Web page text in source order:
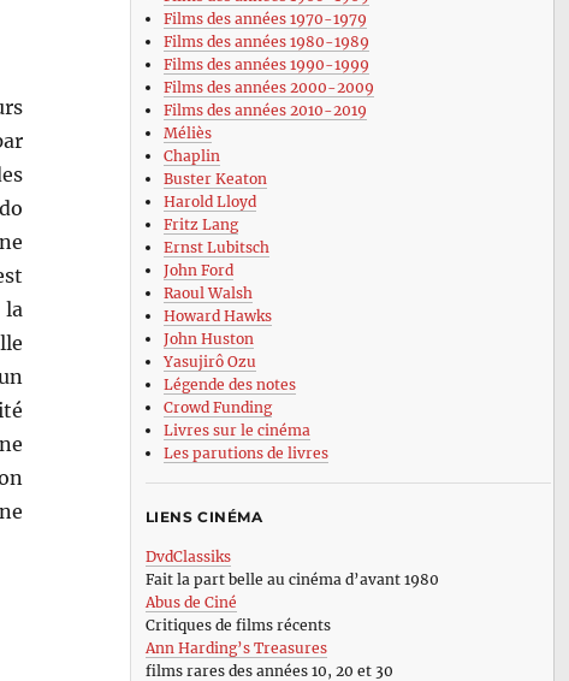
la
Films des années 1970-1979
Films des années 1980-1989
Films des années 1990-1999
Films des années 2000-2009
Films des années 2010-2019
Méliès
Chaplin
Buster Keaton
Harold Lloyd
Fritz Lang
Ernst Lubitsch
John Ford
Raoul Walsh
Howard Hawks
John Huston
Yasujirô Ozu
Légende des notes
Crowd Funding
Livres sur le cinéma
Les parutions de livres
LIENS CINÉMA
DvdClassiks
Fait la part belle au cinéma d’avant 1980
Abus de Ciné
Critiques de films récents
Ann Harding’s Treasures
films rares des années 10, 20 et 30